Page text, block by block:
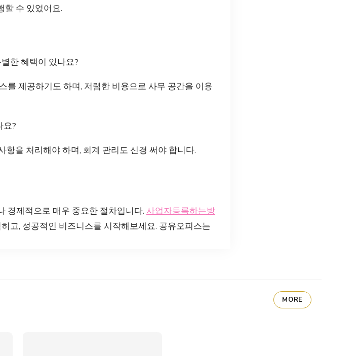
할 수 있었어요.
한 혜택이 있나요?
를 제공하기도 하며, 저렴한 비용으로 사무 공간을 이용
요?
을 처리해야 하며, 회계 관리도 신경 써야 합니다.
경제적으로 매우 중요한 절차입니다. 사업자등록하는방
고, 성공적인 비즈니스를 시작해보세요. 공유오피스는
MORE